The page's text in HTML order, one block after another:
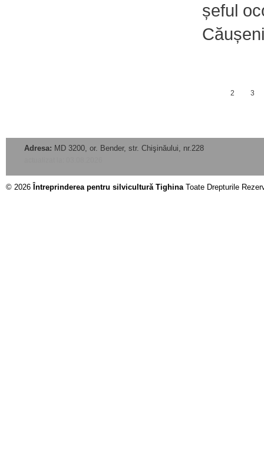
șeful
2 3
Adresa: MD 3200, or. Bender, str. Chişinăului, nr.228
© 2026 Întreprinderea pentru silvicultură TighinaToate Drepturile